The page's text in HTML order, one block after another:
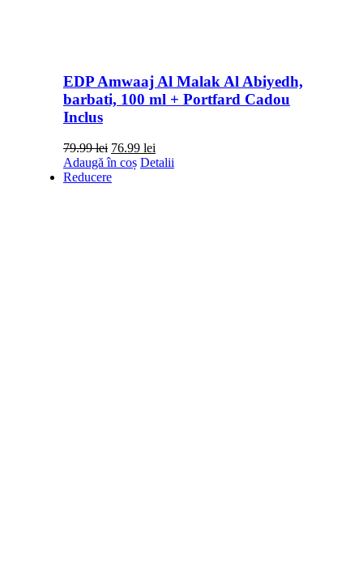
EDP Amwaaj Al Malak Al Abiyedh,
barbati, 100 ml + Portfard Cadou
Inclus
79.99lei Prețul
inițial
a
76.99 leiPrețul
curent
Adaugă în coș Detalii
Reducere